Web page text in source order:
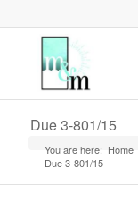
Due 3-801/15
You are here: Home
Due 3-801/15